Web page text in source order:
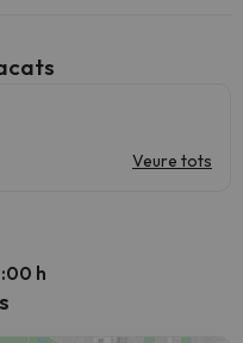
Veure tots
h